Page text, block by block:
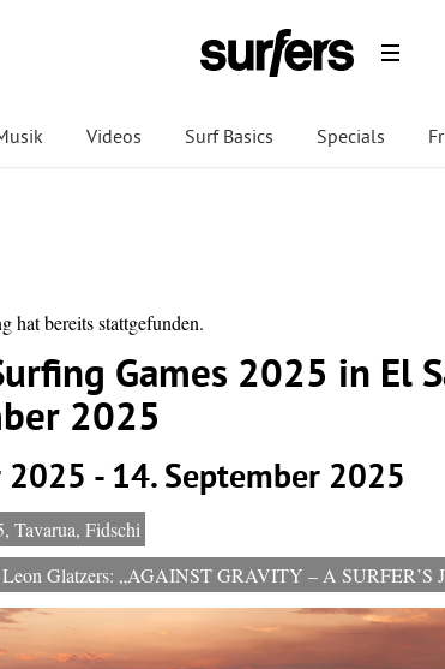
Videos Surf Basics Specials
hat bereits stattgefunden.
Games 2025 in El
2025
2025 - 14. September 2025
Tavarua, Fidschi
Leon Glatzers: „AGAINST GRAVITY – A